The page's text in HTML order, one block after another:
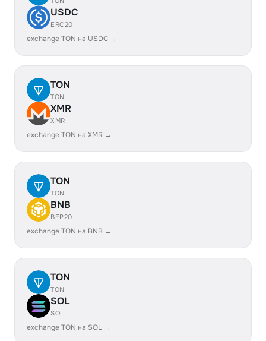
USDC
ERC20
exchange TON на USDC →
TON
TON
XMR
XMR
exchange TON на XMR →
TON
TON
BNB
BEP20
exchange TON на BNB →
TON
TON
SOL
SOL
exchange TON на SOL →